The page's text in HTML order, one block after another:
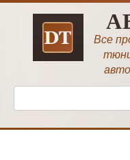
Перейти
Все
Поиск: